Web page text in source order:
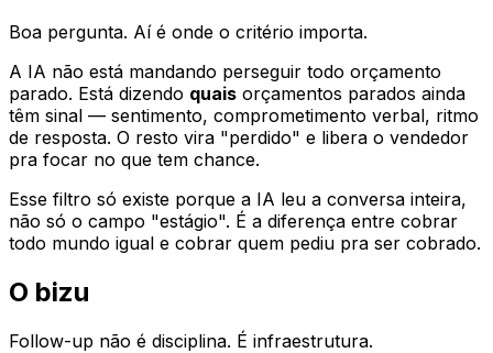
Boa pergunta. Aí é onde o critério importa.
A IA não está mandando perseguir todo orçamento
parado. Está dizendo quais orçamentos parados ainda
têm sinal — sentimento, comprometimento verbal, ritmo
de resposta. O resto vira "perdido" e libera o vendedor
pra focar no que tem chance.
Esse filtro só existe porque a IA leu a conversa inteira,
não só o campo "estágio". É a diferença entre cobrar
todo mundo igual e cobrar quem pediu pra ser cobrado.
O bizu
Follow-up não é disciplina. É infraestrutura.